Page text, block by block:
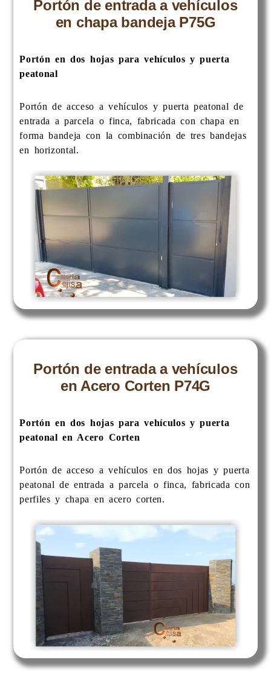
Portón de entrada a vehículos
en chapa bandeja P75G
Portón en dos hojas para vehículos y puerta
peatonal
Portón de acceso a vehículos y puerta peatonal de
entrada a parcela o finca, fabricada con chapa en
forma bandeja con la combinación de tres bandejas
en horizontal.
Portón de entrada a vehículos
en Acero Corten P74G
Portón en dos hojas para vehículos y puerta
peatonal en Acero Corten
Portón de acceso a vehículos en dos hojas y puerta
peatonal de entrada a parcela o finca, fabricada con
perfiles y chapa en acero corten.